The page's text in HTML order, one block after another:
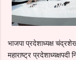
भाजपा प्रदेशाध्यक्ष
महाराष्ट्र